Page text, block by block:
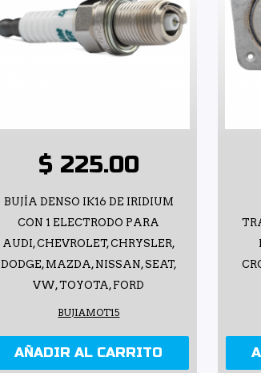
$ 225.00
BUJÍA DENSO IK16 DE IRIDIUM
CON 1 ELECTRODO PARA
AUDI, CHEVROLET, CHRYSLER,
DODGE, MAZDA, NISSAN, SEAT,
VW, TOYOTA, FORD
BUJIAMOT15
AÑADIR AL CARRITO